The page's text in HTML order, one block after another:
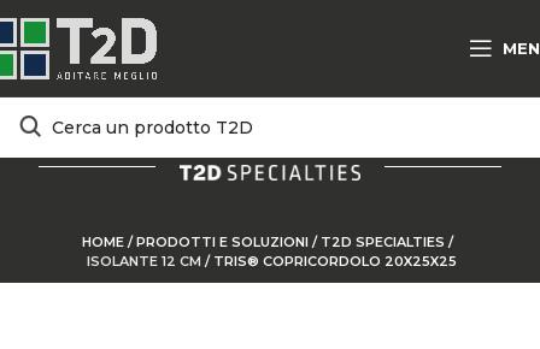
HOME /PRODOTTI E SOLUZIONI / T2D SPECIALTIES/
ISOLANTE 12 CM / TRIS® COPRICORDOLO 20X25X25